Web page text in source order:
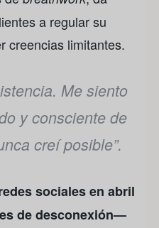
a regular su
creencias limitantes.
Me siento
y consciente de
creí posible”.
sociales en abril
de desconexión—